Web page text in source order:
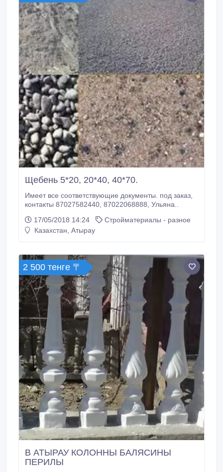
Щебень 5*20, 20*40, 40*70.
Имеет все соответствующие документы. под заказ,
контакты 87027582440, 87022068888, Ульяна..
17/05/2018 14:24
Стройматериалы - разное
Казахстан, Атырау
2 500 тенге 〒
В АТЫРАУ КОЛОННЫ БАЛЯСИНЫ
ПЕРИЛЫ